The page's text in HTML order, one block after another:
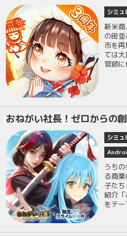
シミュ
新米
の街
市を
ては
官師
おねがい社長！ゼロからの
シミュ
うち
る商
子た
紹介
をテ